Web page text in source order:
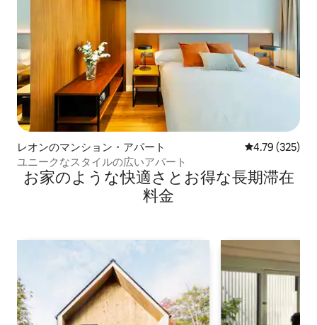
レオンのマンション・アパート レビュー325
4.79 (325)
ユニークなスタイルの広いアパート
お家のような快⁠適⁠さ⁠とお⁠得⁠な長⁠期⁠滞⁠在
料⁠金